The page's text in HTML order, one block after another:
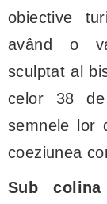
obiective
având o
sculptat al
celor 38
semnele lor
coeziunea
Sub